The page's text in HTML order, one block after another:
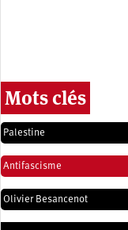
Mots clés
Palestine
Antifascisme
Olivier Besancenot